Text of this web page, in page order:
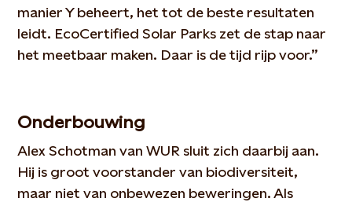
manier Y beheert, het tot de beste resultaten
leidt. EcoCertified Solar Parks zet de stap naar
het meetbaar maken. Daar is de tijd rijp voor.”
Onderbouwing
Alex Schotman van WUR sluit zich daarbij aan.
Hij is groot voorstander van biodiversiteit,
maar niet van onbewezen beweringen. Als